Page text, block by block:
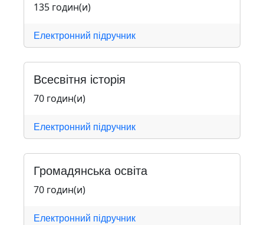
135 годин(и)
Електронний підручник
Всесвітня історія
70 годин(и)
Електронний підручник
Громадянська освіта
70 годин(и)
Електронний підручник